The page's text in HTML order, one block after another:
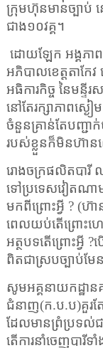
ក្រុមហ៊ុនមានច្បាប់
ជាង១០វគ្គ។
ដោយឡែក អង្គភា
អភិបាលខេត្តតាកែ
អធិការកិច្ច នៃមន្ទី
នៅតែរក្សាភាពស្ង
ចំនួនគ្រាន់តែបញ្ជា
របស់ខ្លួនក៏មិនហ៊ាន
រោងចក្រផលិតបារី
ទៅប្រទេសវៀតណ
មកពីព្រោះអ្វី ? (ហ៊ា
ពេលយប់តើព្រោះហេ
អត្ថបទតើព្រោះអ្វី ?
ពិតជាស្របច្បាប់មែ
សូមអគ្គនាយកដ្ឋាន
ជំនាញ(ក.ប.ប)គួរត
ដែលមានព្រំប្រទល់ជ
តើការនាំចេញបារីទ